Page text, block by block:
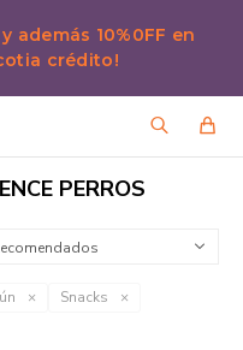
y además 10%0FF en
crédito!
PERROS
Snacks